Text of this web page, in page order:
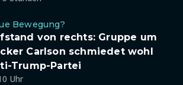
Bewegung?
von rechts: Gruppe um
Carlson schmiedet wohl
Trump-Partei
Uhr